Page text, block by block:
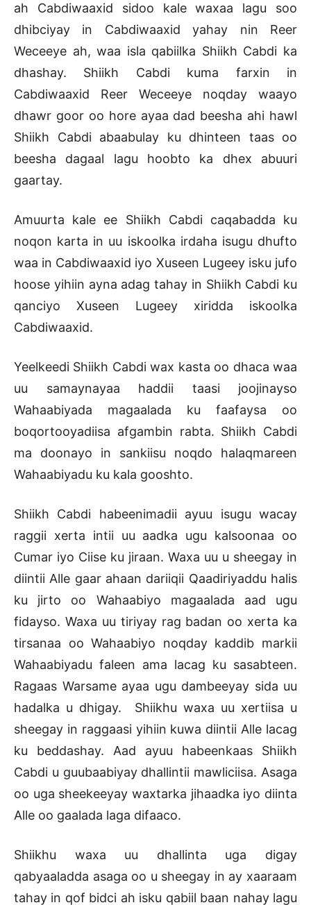
ah Cabdiwaaxid sidoo kale waxaa lagu soo
dhibciyay in Cabdiwaaxid yahay nin Reer
Weceeye ah, waa isla qabiilka Shiikh Cabdi ka
dhashay. Shiikh Cabdi kuma farxin in
Cabdiwaaxid Reer Weceeye noqday waayo
dhawr goor oo hore ayaa dad beesha ahi hawl
Shiikh Cabdi abaabulay ku dhinteen taas oo
beesha dagaal lagu hoobto ka dhex abuuri
gaartay.
Amuurta kale ee Shiikh Cabdi caqabadda ku
noqon karta in uu iskoolka irdaha isugu dhufto
waa in Cabdiwaaxid iyo Xuseen Lugeey isku jufo
hoose yihiin ayna adag tahay in Shiikh Cabdi ku
qanciyo Xuseen Lugeey xiridda iskoolka
Cabdiwaaxid.
Yeelkeedi Shiikh Cabdi wax kasta oo dhaca waa
uu samaynayaa haddii taasi joojinayso
Wahaabiyada magaalada ku faafaysa oo
boqortooyadiisa afgambin rabta. Shiikh Cabdi
ma doonayo in sankiisu noqdo halaqmareen
Wahaabiyadu ku kala gooshto.
Shiikh Cabdi habeenimadii ayuu isugu wacay
raggii xerta intii uu aadka ugu kalsoonaa oo
Cumar iyo Ciise ku jiraan. Waxa uu u sheegay in
diintii Alle gaar ahaan dariiqii Qaadiriyaddu halis
ku jirto oo Wahaabiyo magaalada aad ugu
fidayso. Waxa uu tiriyay rag badan oo xerta ka
tirsanaa oo Wahaabiyo noqday kaddib markii
Wahaabiyadu faleen ama lacag ku sasabteen.
Ragaas Warsame ayaa ugu dambeeyay sida uu
hadalka u dhigay. Shiikhu waxa uu xertiisa u
sheegay in raggaasi yihiin kuwa diintii Alle lacag
ku beddashay. Aad ayuu habeenkaas Shiikh
Cabdi u guubaabiyay dhallintii mawliciisa. Asaga
oo uga sheekeeyay waxtarka jihaadka iyo diinta
Alle oo gaalada laga difaaco.
Shiikhu waxa uu dhallinta uga digay
qabyaaladda asaga oo u sheegay in ay xaaraam
tahay in qof bidci ah isku qabiil baan nahay lagu